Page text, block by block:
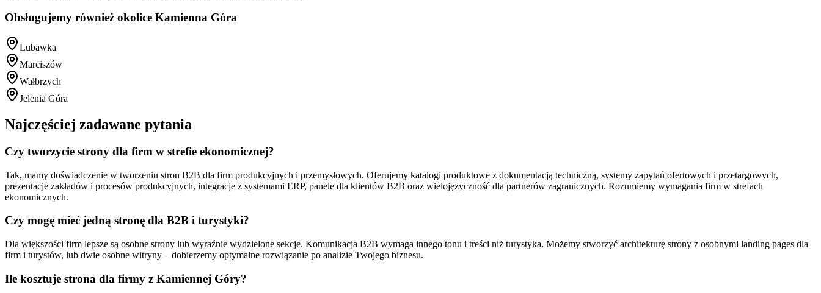
Obsługujemy również okolice Kamienna Góra
Lubawka
Marciszów
Wałbrzych
Jelenia Góra
Najczęściej zadawane pytania
Czy tworzycie strony dla firm w strefie ekonomicznej?
Tak, mamy doświadczenie w tworzeniu stron B2B dla firm produkcyjnych i przemysłowych. Oferujemy katalogi produktowe z dokumentacją techniczną, systemy zapytań ofertowych i przetargowych,
prezentacje zakładów i procesów produkcyjnych, integracje z systemami ERP, panele dla klientów B2B oraz wielojęzyczność dla partnerów zagranicznych. Rozumiemy wymagania firm w strefach
ekonomicznych.
Czy mogę mieć jedną stronę dla B2B i turystyki?
Dla większości firm lepsze są osobne strony lub wyraźnie wydzielone sekcje. Komunikacja B2B wymaga innego tonu i treści niż turystyka. Możemy stworzyć architekturę strony z osobnymi landing pages dla
firm i turystów, lub dwie osobne witryny – dobierzemy optymalne rozwiązanie po analizie Twojego biznesu.
Ile kosztuje strona dla firmy z Kamiennej Góry?